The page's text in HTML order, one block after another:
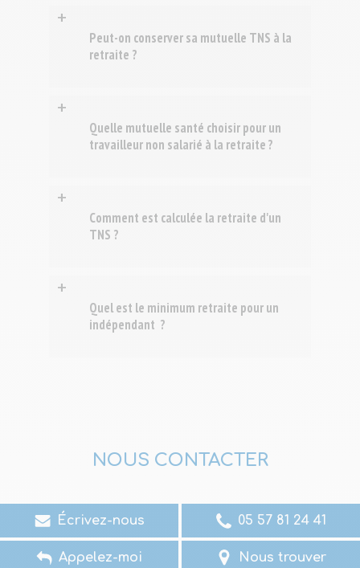
+
Peut-on conserver sa mutuelle TNS à la
retraite ?
+
Quelle mutuelle santé choisir pour un
travailleur non salarié à la retraite ?
+
Comment est calculée la retraite d'un
TNS ?
+
Quel est le minimum retraite pour un
indépendant ?
NOUS CONTACTER
Écrivez-nous 05 57 81 24 41
Appelez-moi Nous trouver